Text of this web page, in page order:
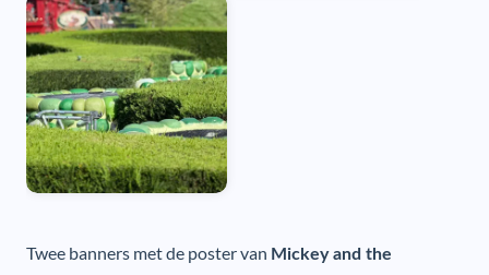
Twee banners met de poster van Mickey and the